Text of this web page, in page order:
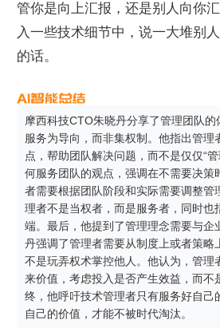
管你是向上汇报，还是别人向你
入一些技术细节中，说一大堆别
的话。
摩西科技CTO朱晓丹分享了管理团队的
服务为导向，而非集权制。他指出管理
点，帮助团队解决问题，而不是仅仅“
何服务团队的观点，强调在不需要决策
者需要根据团队阶段和实际需要调整管
理者不是当权者，而是服务者，同时也
端。最后，他提到了管理理念需要与企
丹强调了管理者需要从制度上或者策略
不是玩弄权术掌控他人。他认为，管理
来价值，考虑投入是否产生效益，而不
终，他呼吁技术管理者只有服务好自己
自己的价值，才能不被时代淘汰。